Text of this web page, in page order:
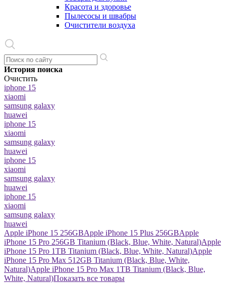
Красота и здоровье
Пылесосы и швабры
Очистители воздуха
История поиска
Очистить
iphone 15
xiaomi
samsung galaxy
huawei
iphone 15
xiaomi
samsung galaxy
huawei
iphone 15
xiaomi
samsung galaxy
huawei
iphone 15
xiaomi
samsung galaxy
huawei
Apple iPhone 15 256GBApple iPhone 15 Plus 256GBApple
iPhone 15 Pro 256GB Titanium (Black, Blue, White, Natural)Apple
iPhone 15 Pro 1TB Titanium (Black, Blue, White, Natural)Apple
iPhone 15 Pro Max 512GB Titanium (Black, Blue, White,
Natural)Apple iPhone 15 Pro Max 1TB Titanium (Black, Blue,
White, Natural)Показать все товары